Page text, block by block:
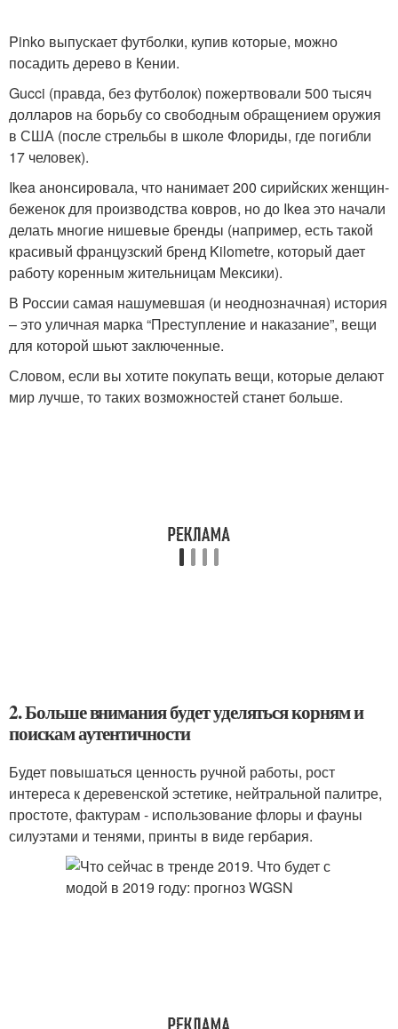
Pinko выпускает футболки, купив которые, можно
посадить дерево в Кении.
Gucci (правда, без футболок) пожертвовали 500 тысяч
долларов на борьбу со свободным обращением оружия
в США (после стрельбы в школе Флориды, где погибли
17 человек).
Ikea анонсировала, что нанимает 200 сирийских женщин-
беженок для производства ковров, но до Ikea это начали
делать многие нишевые бренды (например, есть такой
красивый французский бренд Kilometre, который дает
работу коренным жительницам Мексики).
В России самая нашумевшая (и неоднозначная) история
– это уличная марка “Преступление и наказание”, вещи
для которой шьют заключенные.
Словом, если вы хотите покупать вещи, которые делают
мир лучше, то таких возможностей станет больше.
2. Больше внимания будет уделяться корням и
поискам аутентичности
Будет повышаться ценность ручной работы, рост
интереса к деревенской эстетике, нейтральной палитре,
простоте, фактурам - использование флоры и фауны
силуэтами и тенями, принты в виде гербария.